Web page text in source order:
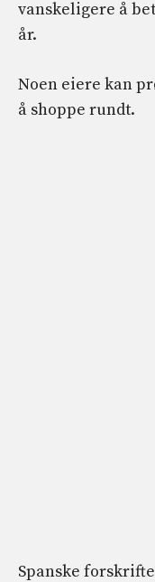
vanskeligere å
år.
Noen eiere kan
å shoppe rundt.
Spanske